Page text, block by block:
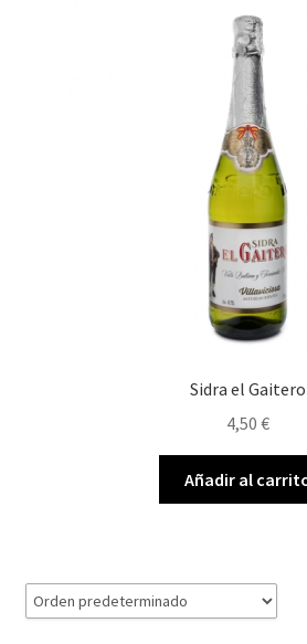
Sidra el Gaitero
4,50 €
Añadir al